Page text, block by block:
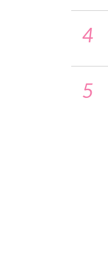
4
5